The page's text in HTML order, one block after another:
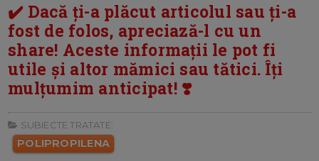
✔️ Dacă ți-a plăcut articolul sau ți-a
fost de folos, apreciază-l cu un
share! Aceste informații le pot fi
utile și altor mămici sau tătici. Îți
mulțumim anticipat! ❣️
SUBIECTE TRATATE:
POLIPROPILENA